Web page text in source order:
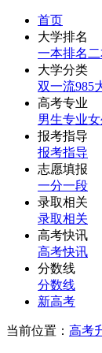
首页
大学排名
一本排名
大学分类
双一流985
高考专业
男生专业
报考指导
报考指导
志愿填报
一分一段
录取相关
录取相关
高考快讯
高考快讯
分数线
分数线
新高考
当前位置： 高考